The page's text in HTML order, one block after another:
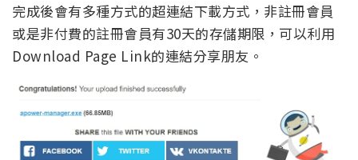
完成後會有多種方式的超連結下載方式，非註冊會員
或是非付費的註冊會員有30天的存儲期限，可以利用
Download Page Link的連結分享朋友。